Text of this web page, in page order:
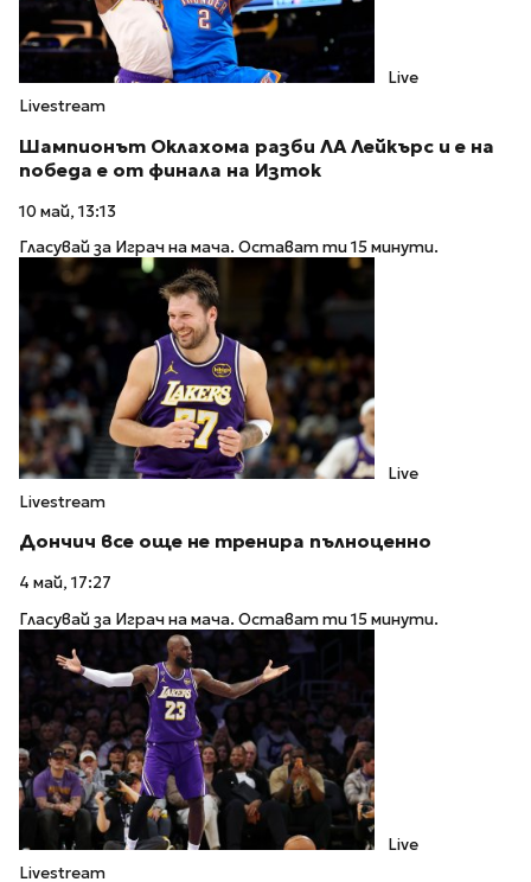
Live
Livestream
Шампионът Оклахома разби ЛА Лейкърс и е на
победа е от финала на Изток
10 май, 13:13
Гласувай за Играч на мача. Остават ти 15 минути.
Live
Livestream
Дончич все още не тренира пълноценно
4 май, 17:27
Гласувай за Играч на мача. Остават ти 15 минути.
Live
Livestream